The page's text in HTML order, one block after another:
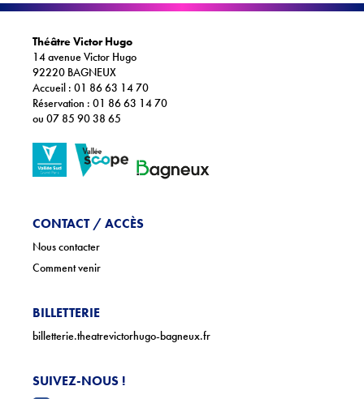
Théâtre Victor Hugo
14 avenue Victor Hugo
92220 BAGNEUX
Accueil : 01 86 63 14 70
Réservation : 01 86 63 14 70
ou 07 85 90 38 65
CONTACT / ACCÈS
Nous contacter
Comment venir
BILLETTERIE
billetterie.theatrevictorhugo-bagneux.fr
SUIVEZ-NOUS !